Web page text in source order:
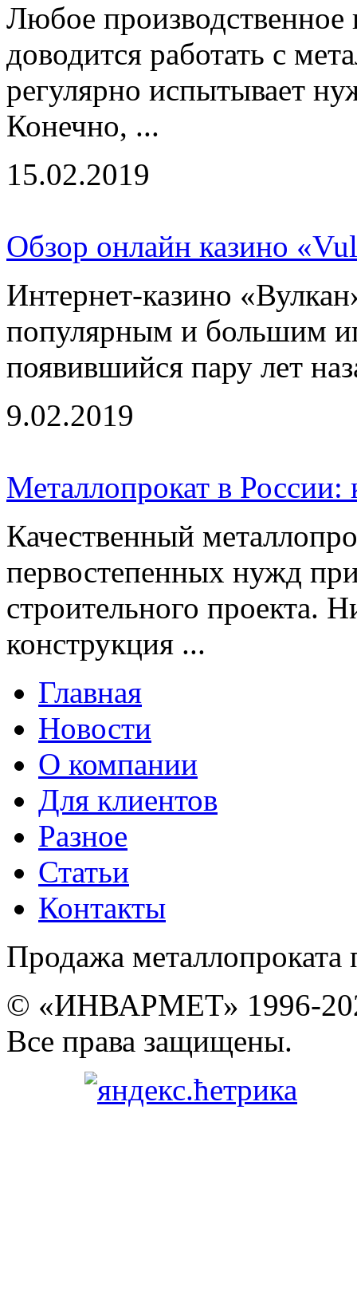
Любое производственное
доводится работать с
регулярно испытывает
Конечно, ...
15.02.2019
Обзор онлайн казино
Интернет-казино
популярным и большим
появившийся пару лет
9.02.2019
Металлопрокат в России:
Качественный
первостепенных нужд
строительного проекта.
конструкция ...
Главная
Новости
О компании
Для клиентов
Разное
Статьи
Контакты
Продажа металлопроката
© «ИНВАРМЕТ» 1996-
Все права защищены.